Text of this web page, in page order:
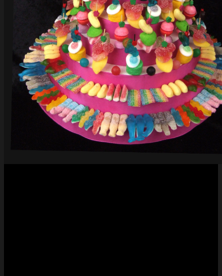
Cash On Delivery